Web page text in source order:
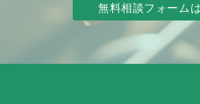
無料相談フォーム